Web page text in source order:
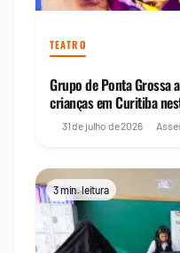
TEATRO
Grupo de Ponta Grossa
crianças em Curitiba
31 de julho de 2026
3 min. leitura